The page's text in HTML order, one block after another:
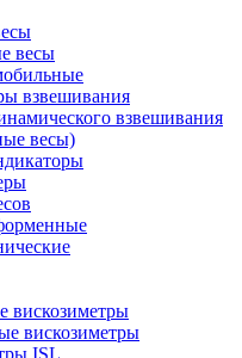
весы
взвешивания
взвешивания
весы)
вискозиметры
вискозиметры
ISL